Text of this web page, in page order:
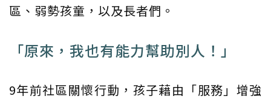
區、弱勢孩童，以及長者們。
「原來，我也有能力幫助別人！」
9年前社區關懷行動，孩子藉由「服務」增強